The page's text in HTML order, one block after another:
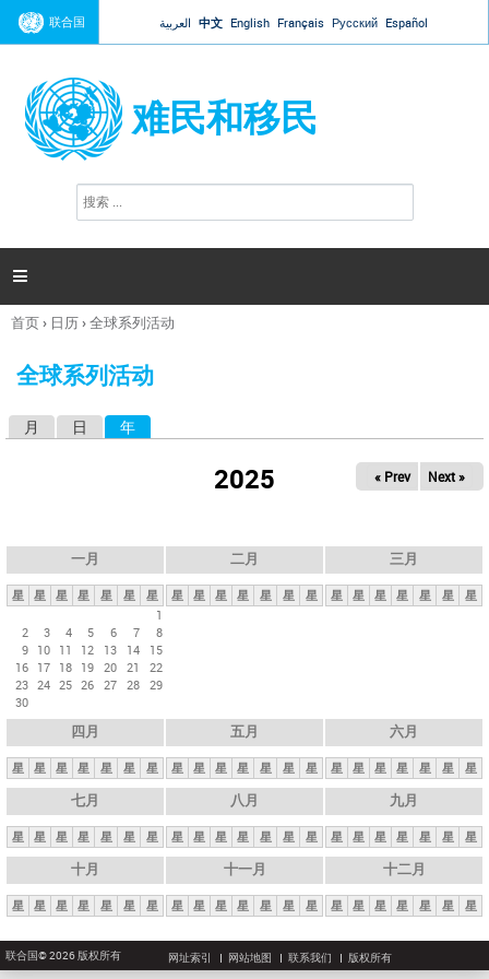
Jump to navigation
联合国 العربية 中文 English Français Русский Español
难民和移民
搜
索

你
这
首页› 日历›全球系列活动
全球系列活动
月 日 年
2025 « Prev Next »
一月
星 星 星 星 星 星
星
1
2
3 4 5 6 7
8
9 10 11 12 13 14
15
16 17 18 19 20 21
22
23 24 25 26 27 28 29
30
二月
星 星 星 星 星 星 星
三月
星 星 星 星 星 星 星
四月
星 星 星 星 星 星 星
五月
星 星 星 星 星 星 星
六月
星 星 星 星 星 星 星
七月
星 星 星 星 星 星 星
八月
星 星 星 星 星 星 星
九月
星 星 星 星 星 星 星
十月
星 星 星 星 星 星 星
十一月
星 星 星 星 星 星 星
十二月
星 星 星 星 星 星 星
联合国© 2026 版权所有 网址索引 网站地图 联系我们 版权所有